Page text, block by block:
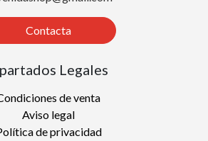
Contacta
Legales
de venta
Aviso legal
de privacidad